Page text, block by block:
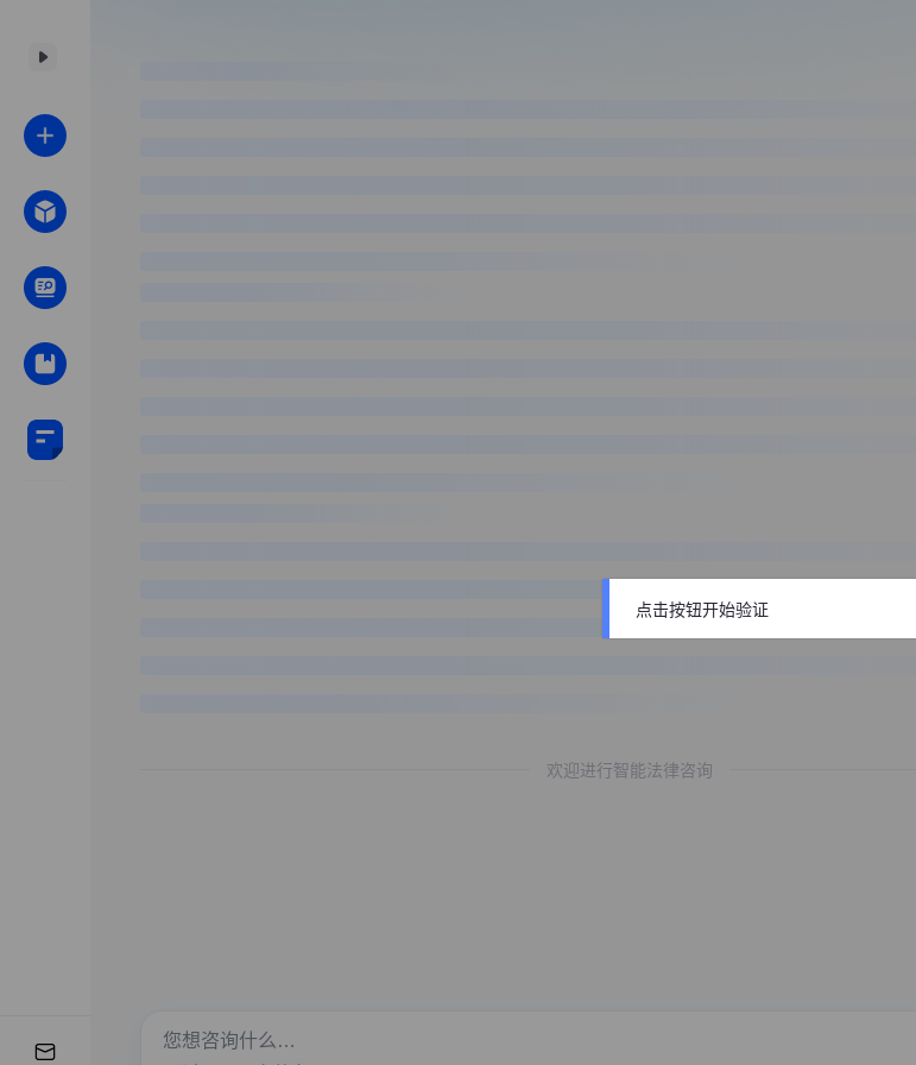
欢迎进行智能法律咨询
点击按钮开始验证